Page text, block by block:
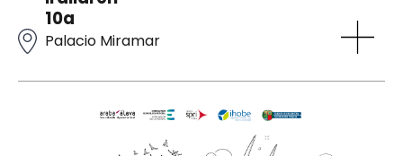
10a
Palacio Miramar